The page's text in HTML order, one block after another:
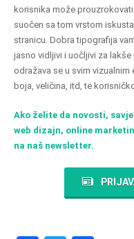
korisnika može
suočen sa tom vrstom
stranicu. Dobra tipografija
jasno vidljivi i uočljivi za
odražava se u svim
boja, veličina, itd, te
Ako želite da novosti,
web dizajn, online
na naš newsletter.